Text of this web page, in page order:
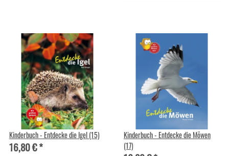
Kinderbuch - Entdecke die Igel (15)
16,80 €*
Kinderbuch - Entdecke die Möwen
(17)